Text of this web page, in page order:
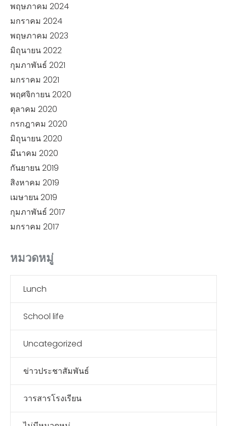
พฤษภาคม 2024
มกราคม 2024
พฤษภาคม 2023
มิถุนายน 2022
กุมภาพันธ์ 2021
มกราคม 2021
พฤศจิกายน 2020
ตุลาคม 2020
กรกฎาคม 2020
มิถุนายน 2020
มีนาคม 2020
กันยายน 2019
สิงหาคม 2019
เมษายน 2019
กุมภาพันธ์ 2017
มกราคม 2017
หมวดหมู่
Lunch
School life
Uncategorized
ข่าวประชาสัมพันธ์
วารสารโรงเรียน